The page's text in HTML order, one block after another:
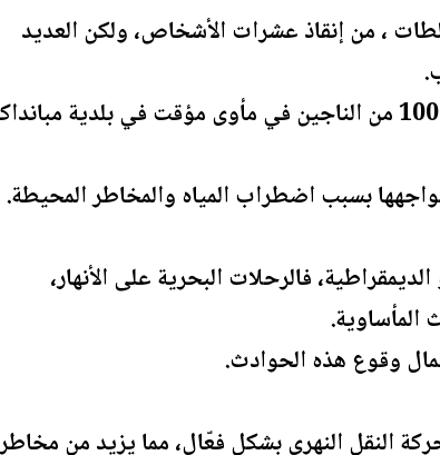
، من إنقاذ عشرات الأشخاص، ولكن العديد
بسبب اضطراب المياه والمخاطر المحيطة.
فالرحلات البحرية على الأنهار،
وقوع هذه الحوادث.
النقل النهري بشكل فعّال، مما يزيد من مخاطر